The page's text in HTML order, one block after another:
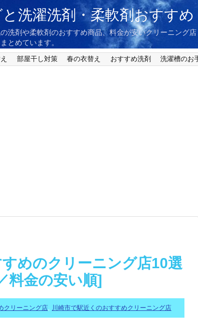
洗濯洗剤・柔軟剤おすすめ
洗剤や柔軟剤のおすすめ商品、料金が安いクリーニング
とめています。
部屋干し対策 春の衣替え おすすめ洗剤 洗濯槽のお
めのクリーニング店10選
料金の安い順]
クリーニング店, 川崎市で駅近くのおすすめクリーニング店